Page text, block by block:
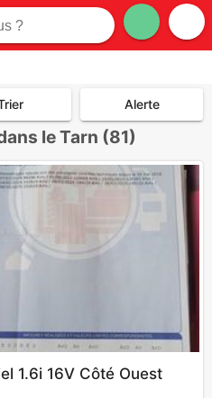
Alerte
le Tarn (81)
1.6i 16V Côté Ouest